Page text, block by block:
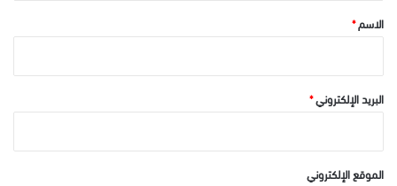
*الاسم*
البريد الإلكتروني*
الموقع الإلكتروني